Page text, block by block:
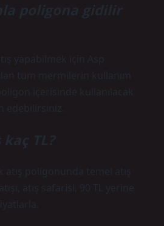
poligona gidilir
yapabilmek için Asp
tüm mermilerin kullanım
içerisinde kullanılacak
edebilirsiniz.
kaç TL?
atış poligonunda temel atış
atış safarisi, 90 TL yerine